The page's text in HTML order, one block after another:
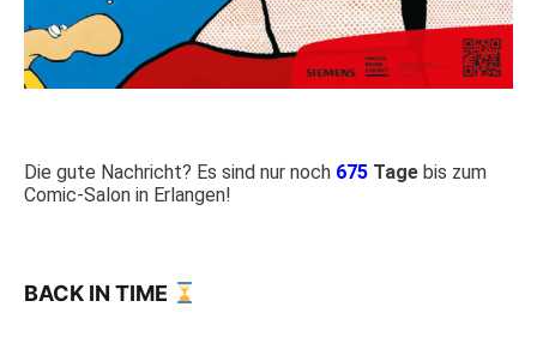
Die gute Nachricht? Es sind nur noch 675 Tage bis zum
Comic-Salon in Erlangen!
BACK IN TIME